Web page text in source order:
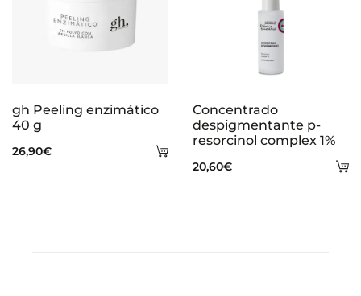
Añadir
gh Peeling enzimático
40 g
26,90€
Concentrado
despigmentante p-
resorcinol complex 1%
20,60€